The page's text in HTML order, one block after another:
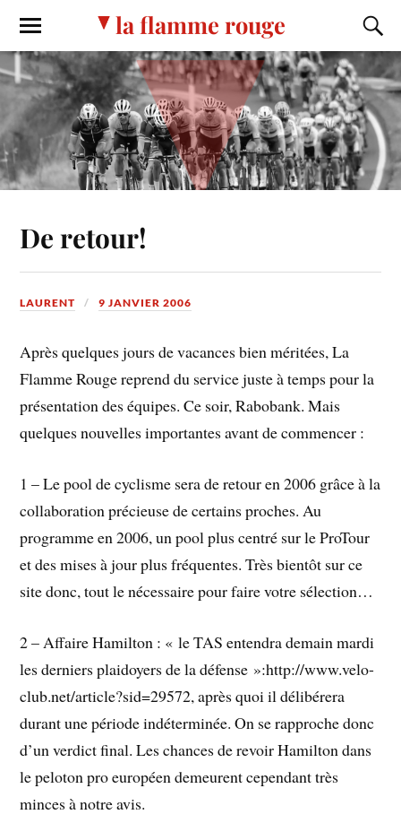
la flamme rouge
De retour!
LAURENT 9 JANVIER 2006
Après quelques jours de vacances bien méritées, La
Flamme Rouge reprend du service juste à temps pour la
présentation des équipes. Ce soir, Rabobank. Mais
quelques nouvelles importantes avant de commencer :
1 – Le pool de cyclisme sera de retour en 2006 grâce à la
collaboration précieuse de certains proches. Au
programme en 2006, un pool plus centré sur le ProTour
et des mises à jour plus fréquentes. Très bientôt sur ce
site donc, tout le nécessaire pour faire votre sélection…
2 – Affaire Hamilton : « le TAS entendra demain mardi
les derniers plaidoyers de la défense »:http://www.velo-
club.net/article?sid=29572, après quoi il délibérera
durant une période indéterminée. On se rapproche donc
d’un verdict final. Les chances de revoir Hamilton dans
le peloton pro européen demeurent cependant très
minces à notre avis.